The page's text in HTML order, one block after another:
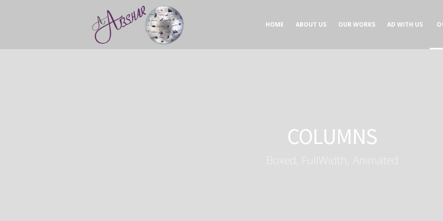
HOME ABOUT US OUR WORKS AD WITH US
Documentaries
Production services
Drama
Brand identity
Weddings
Events
COLUMNS
Boxed, FullWidth, Animated